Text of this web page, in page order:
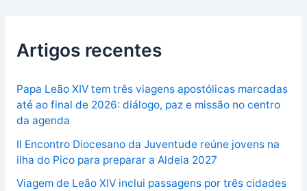
Artigos recentes
Papa Leão XIV tem três viagens apostólicas marcadas
até ao final de 2026: diálogo, paz e missão no centro
da agenda
II Encontro Diocesano da Juventude reúne jovens na
ilha do Pico para preparar a Aldeia 2027
Viagem de Leão XIV inclui passagens por três cidades